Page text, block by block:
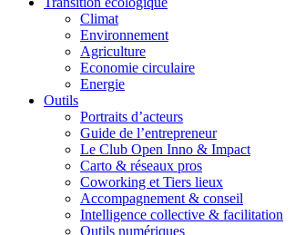
Climat
Environnement
Agriculture
Economie circulaire
Energie
Outils
Portraits d’acteurs
Guide de l’entrepreneur
Le Club Open Inno & Impact
Carto & réseaux pros
Coworking et Tiers lieux
Accompagnement & conseil
Intelligence collective & facilitation
Outils numériques